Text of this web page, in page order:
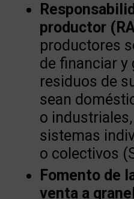
productor
productores
de financiar y
residuos de
sean
o
sistemas
o colectivos
Fomento de
venta a